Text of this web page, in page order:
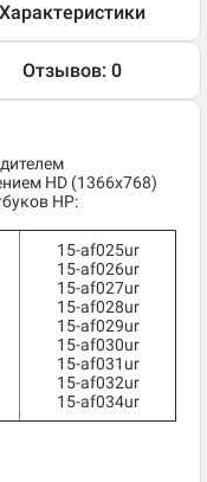
Характеристики
Отзывов: 0
HD (1366x768)
HP:
15-af025ur
15-af026ur
15-af027ur
15-af028ur
15-af029ur
15-af030ur
15-af031ur
15-af032ur
15-af034ur